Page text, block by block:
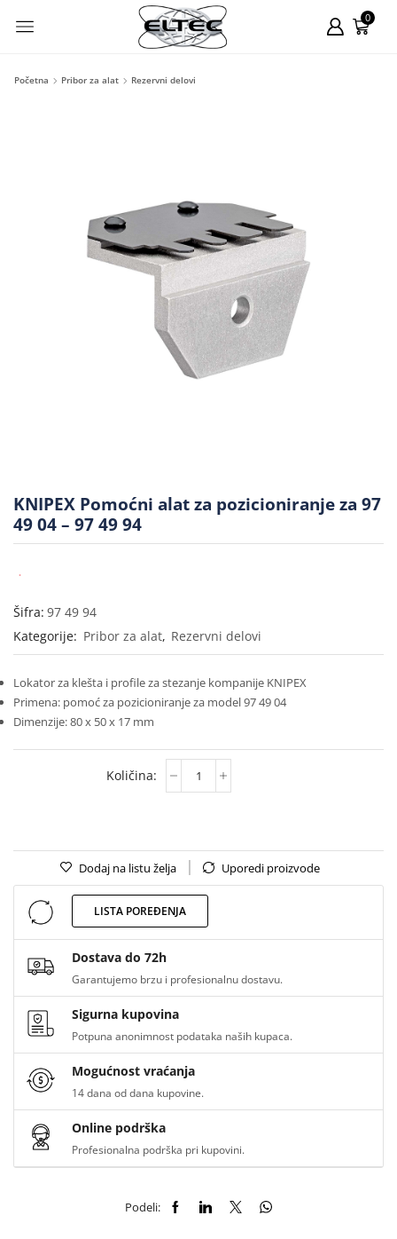
0
Početna Pribor za alat Rezervni delovi
KNIPEX Pomoćni alat za pozicioniranje za 97
49 04 – 97 49 94
Šifra: 97 49 94
Kategorije: Pribor za alat, Rezervni delovi
Lokator za klešta i profile za stezanje kompanije KNIPEX
Primena: pomoć za pozicioniranje za model 97 49 04
Dimenzije: 80 x 50 x 17 mm
Dodaj na listu želja Uporedi proizvode
LISTA POREĐENJA
Dostava do 72h
Garantujemo brzu i profesionalnu dostavu.
Sigurna kupovina
Potpuna anonimnost podataka naših kupaca.
Mogućnost vraćanja
14 dana od dana kupovine.
Online podrška
Profesionalna podrška pri kupovini.
Podeli: